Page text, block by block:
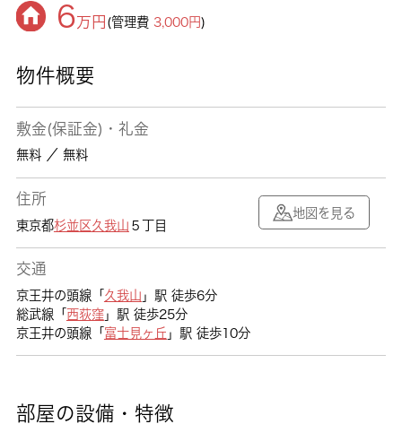
6万円 (管理費3,000円)
物件概要
敷金(保証金)・礼金
無料 ／ 無料
住所
東京都杉並区久我山 ５丁目
地図を見る
交通
京王井の頭線「 久我山 」駅 徒歩6分
総武線「 西荻窪」駅 徒歩25分
京王井の頭線「 富士見ヶ丘 」駅 徒歩10分
部屋の設備・特徴